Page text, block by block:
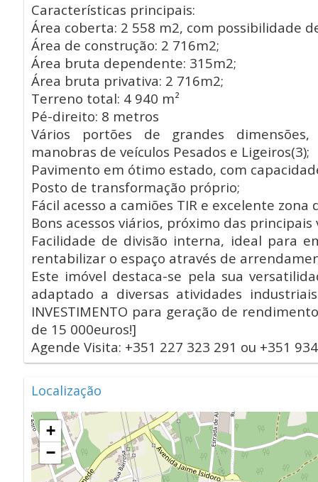
Características principais:
Área coberta: 2 558 m2, com possibilidade
Área de construção: 2 716m2;
Área bruta dependente: 315m2;
Área bruta privativa: 2 716m2;
Terreno total: 4 940 m²
Pé-direito: 8 metros
Vários portões de grandes
manobras de veículos Pesados e Ligeiros(3);
Pavimento em ótimo estado, com
Posto de transformação próprio;
Fácil acesso a camiões TIR e excelente zona
Bons acessos viários, próximo das principais
Facilidade de divisão interna, ideal para
rentabilizar o espaço através de
Este imóvel destaca-se pela sua
adaptado a diversas atividades
INVESTIMENTO para geração de
de 15 000euros!]
Agende Visita: +351 227 323 291 ou +351
Localização
+
−